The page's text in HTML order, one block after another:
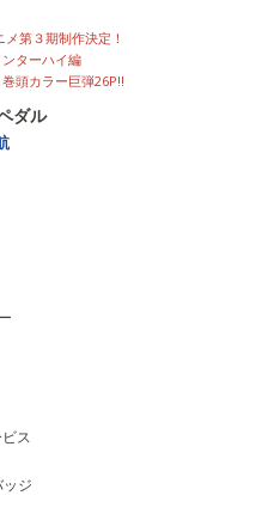
メ第３期制作決定！
ターハイ編
頭カラー巨弾26P!!
ダル
ス
ジ